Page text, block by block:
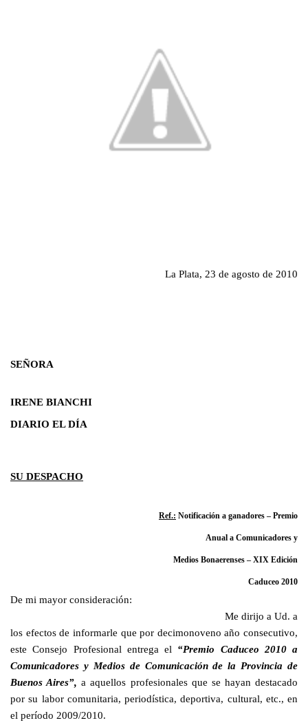
La Plata, 23 de agosto de 2010
SEÑORA
IRENE BIANCHI
DIARIO EL DÍA
SU DESPACHO
Ref.: Notificación a ganadores – Premio
Anual a Comunicadores y
Medios Bonaerenses – XIX Edición
Caduceo 2010
De mi mayor consideración:
Me dirijo a Ud. a
los efectos de informarle que por decimonoveno año consecutivo,
este Consejo Profesional entrega el “Premio Caduceo 2010 a
Comunicadores y Medios de Comunicación de la Provincia de
Buenos Aires”, a aquellos profesionales que se hayan destacado
por su labor comunitaria, periodística, deportiva, cultural, etc., en
el período 2009/2010.